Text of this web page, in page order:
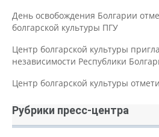
День освобождения Болгарии
болгарской культуры ПГУ
Центр болгарской культуры
независимости Республики
Центр болгарской культуры
Рубрики пресс-центра